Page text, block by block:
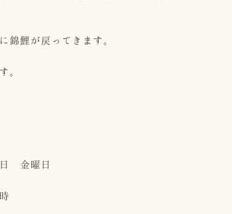
錦鯉が戻ってきます。
。
金曜日